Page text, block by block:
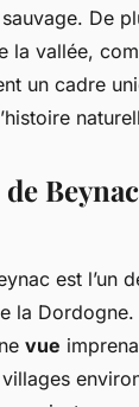
De
la vallée,
un cadre
est l’un
la Dordogne.
vue